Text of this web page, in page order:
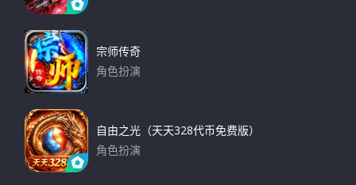
宗师传奇
角色扮演
自由之光（天天328代币免费版）
角色扮演